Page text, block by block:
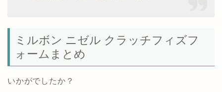
ミルボン ニゼル クラッチフィズフ
ォームまとめ
いかがでしたか？